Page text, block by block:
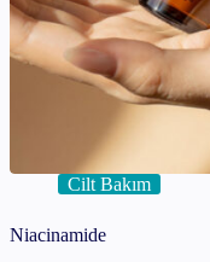
Cilt Bakım
Niacinamide